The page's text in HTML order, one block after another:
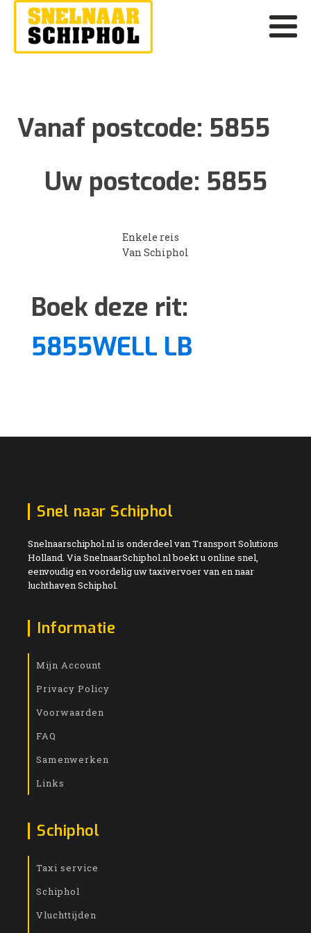
Vanaf postcode: 5855
Uw postcode: 5855
Enkele reis
Van Schiphol
Boek deze rit:
5855WELL LB
Snel naar Schiphol
Snelnaarschiphol.nl is onderdeel van Transport Solutions
Holland. Via SnelnaarSchiphol.nl boekt u online snel,
eenvoudig en voordelig uw taxivervoer van en naar
luchthaven Schiphol.
Informatie
Mijn Account
Privacy Policy
Voorwaarden
FAQ
Samenwerken
Links
Schiphol
Taxi service
Schiphol
Vluchttijden